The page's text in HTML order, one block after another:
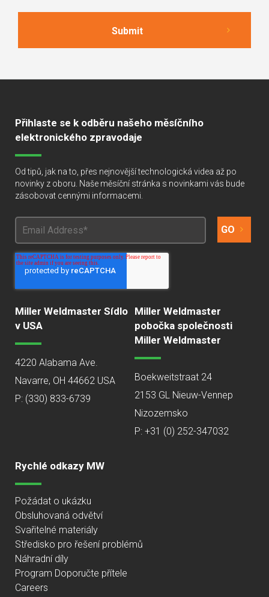
Přihlaste se k odběru našeho měsíčního
elektronického zpravodaje
Od tipů, jak na to, přes nejnovější technologická videa až po
novinky z oboru. Naše měsíční stránka s novinkami vás bude
zásobovat cennými informacemi.
Miller Weldmaster Sídlo
v USA
4220 Alabama Ave.
Navarre, OH 44662 USA
P: (330) 833-6739
Miller Weldmaster
pobočka společnosti
Miller Weldmaster
Boekweitstraat 24
2153 GL Nieuw-Vennep
Nizozemsko
P: +31 (0) 252-347032
Rychlé odkazy MW
Požádat o ukázku
Obsluhovaná odvětví
Svařitelné materiály
Středisko pro řešení problémů
Náhradní díly
Program Doporučte přítele
Careers